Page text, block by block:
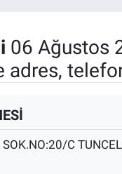
06 Ağustos
adres,
C